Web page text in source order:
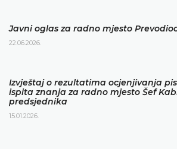
Javni oglas za radno mjesto
22.06.2026.
Izvještaj o rezultatima ocjenjivanja
ispita znanja za radno mjesto Šef
predsjednika
15.01.2026.